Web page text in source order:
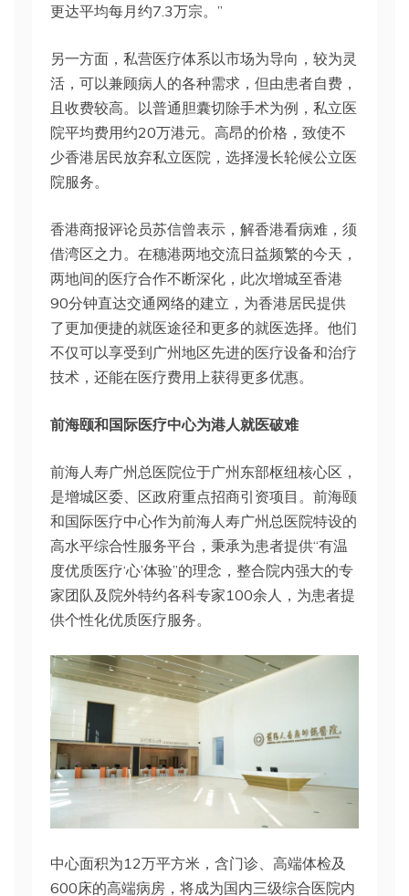
更达平均每月约7.3万宗。”
另一方面，私营医疗体系以市场为导向，较为灵
活，可以兼顾病人的各种需求，但由患者自费，
且收费较高。以普通胆囊切除手术为例，私立医
院平均费用约20万港元。高昂的价格，致使不
少香港居民放弃私立医院，选择漫长轮候公立医
院服务。
香港商报评论员苏信曾表示，解香港看病难，须
借湾区之力。在穗港两地交流日益频繁的今天，
两地间的医疗合作不断深化，此次增城至香港
90分钟直达交通网络的建立，为香港居民提供
了更加便捷的就医途径和更多的就医选择。他们
不仅可以享受到广州地区先进的医疗设备和治疗
技术，还能在医疗费用上获得更多优惠。
前海颐和国际医疗中心为港人就医破难
前海人寿广州总医院位于广州东部枢纽核心区，
是增城区委、区政府重点招商引资项目。前海颐
和国际医疗中心作为前海人寿广州总医院特设的
高水平综合性服务平台，秉承为患者提供“有温
度优质医疗‘心’体验”的理念，整合院内强大的专
家团队及院外特约各科专家100余人，为患者提
供个性化优质医疗服务。
中心面积为12万平方米，含门诊、高端体检及
600床的高端病房，将成为国内三级综合医院内